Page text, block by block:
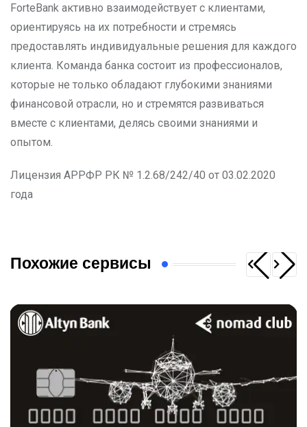
ForteBank активно взаимодействует с клиентами,
ориентируясь на их потребности и стремясь
предоставлять индивидуальные решения для каждого
клиента. Команда банка состоит из профессионалов,
которые не только обладают глубокими знаниями
финансовой отрасли, но и стремятся развиваться
вместе с клиентами, делясь своими знаниями и
опытом.
Лицензия АРРФР РК № 1.2.68/242/40 от 03.02.2020
года
Похожие сервисы